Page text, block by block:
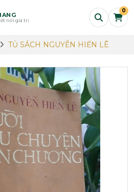
nối giá trị
0
TỦ SÁCH NGUYỄN HIẾN LÊ